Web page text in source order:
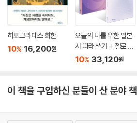
히포크라테스 회한
10% 16,200원
오늘의 나를 위한 일본
시 따라 쓰기 + 첼로 켜
는 고슈 세트
10% 33,120원
이 책을 구입하신 분들이 산 분야 책